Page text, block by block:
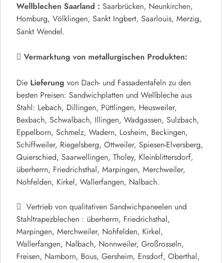
Wellblechen Saarland : Saarbrücken, Neunkirchen,
Homburg, Völklingen, Sankt Ingbert, Saarlouis, Merzig,
Sankt Wendel.
Vermarktung von metallurgischen Produkten:
Die Lieferung von Dach- und Fassadentafeln zu den
besten Preisen: Sandwichplatten und Wellbleche aus
Stahl: Lebach, Dillingen, Püttlingen, Heusweiler,
Bexbach, Schwalbach, Illingen, Wadgassen, Sulzbach,
Eppelborn, Schmelz, Wadern, Losheim, Beckingen,
Schiffweiler, Riegelsberg, Ottweiler, Spiesen-Elversberg,
Quierschied, Saarwellingen, Tholey, Kleinblittersdorf,
überherrn, Friedrichsthal, Marpingen, Merchweiler,
Nohfelden, Kirkel, Wallerfangen, Nalbach.
Vertrieb von qualitativen Sandwichpaneelen und
Stahltrapezblechen : überherrn, Friedrichsthal,
Marpingen, Merchweiler, Nohfelden, Kirkel,
Wallerfangen, Nalbach, Nonnweiler, Großrosseln,
Freisen, Namborn, Bous, Gersheim, Ensdorf, Oberthal,